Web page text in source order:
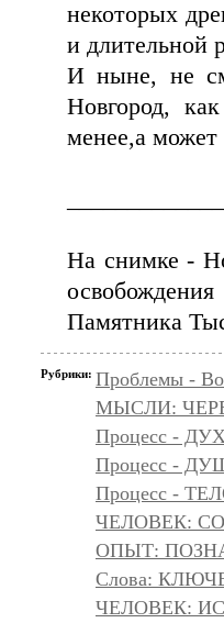
некоторых
и длительной
И ныне, не
Новгород,
менее,а может
На снимке -
Памятника
Рубрики: Проблемы -
МЫСЛИ:
Процесс -
Процесс -
Процесс -
ЧЕЛОВЕК:
ОПЫТ:
Слова:
ЧЕЛОВЕК: